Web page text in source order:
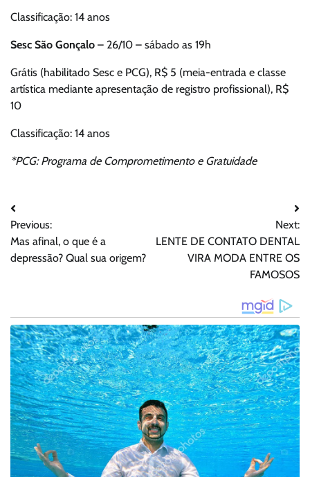
Classificação: 14 anos
Sesc São Gonçalo – 26/10 – sábado as 19h
Grátis (habilitado Sesc e PCG), R$ 5 (meia-entrada e classe
artística mediante apresentação de registro profissional), R$
10
Classificação: 14 anos
*PCG: Programa de Comprometimento e Gratuidade
Navegação
de
Post
Previous:
Mas afinal, o que é a
depressão? Qual sua origem?
Next:
LENTE DE CONTATO DENTAL
VIRA MODA ENTRE OS
FAMOSOS